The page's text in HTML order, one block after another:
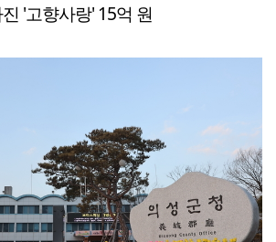
'고향사랑' 15억 원